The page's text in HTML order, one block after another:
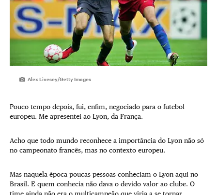
Alex Livesey/Getty Images
Pouco tempo depois, fui, enfim, negociado para o futebol
europeu. Me apresentei ao Lyon, da França.
Acho que todo mundo reconhece a importância do Lyon não só
no campeonato francês, mas no contexto europeu.
Mas naquela época poucas pessoas conheciam o Lyon aqui no
Brasil. E quem conhecia não dava o devido valor ao clube. O